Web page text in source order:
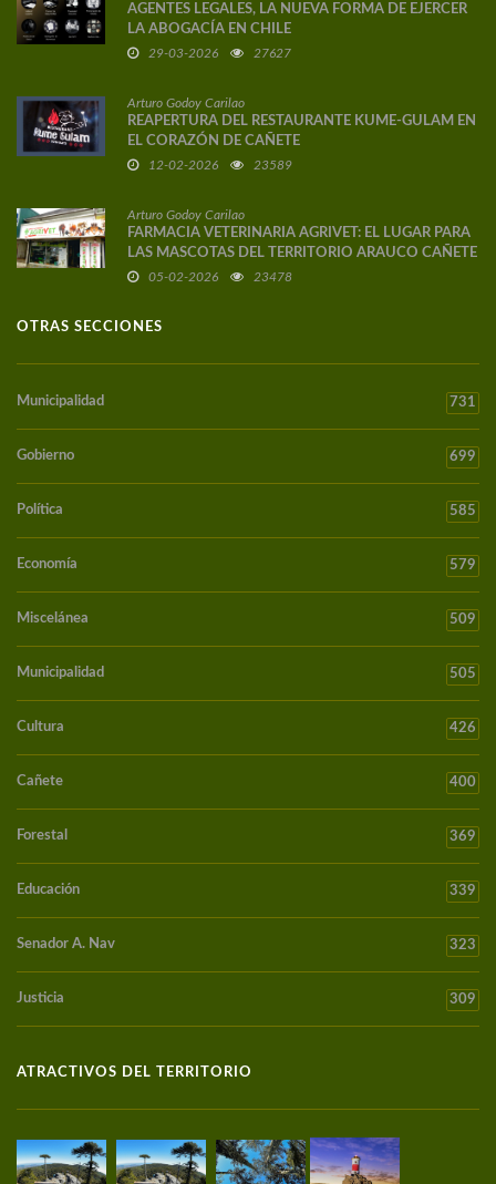
AGENTES LEGALES, LA NUEVA FORMA DE EJERCER
LA ABOGACÍA EN CHILE
29-03-2026 27627
Arturo Godoy Carilao
REAPERTURA DEL RESTAURANTE KUME-GULAM EN
EL CORAZÓN DE CAÑETE
12-02-2026 23589
Arturo Godoy Carilao
FARMACIA VETERINARIA AGRIVET: EL LUGAR PARA
LAS MASCOTAS DEL TERRITORIO ARAUCO CAÑETE
05-02-2026 23478
OTRAS SECCIONES
Municipalidad 731
Gobierno 699
Política 585
Economía 579
Miscelánea 509
Municipalidad 505
Cultura 426
Cañete 400
Forestal 369
Educación 339
Senador A. Nav 323
Justicia 309
ATRACTIVOS DEL TERRITORIO